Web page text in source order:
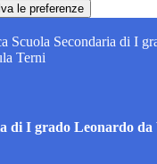
le preferenze
Scuola Secondaria di I
Terni
di I grado Leonardo